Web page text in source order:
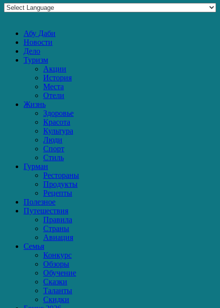
Абу Даби
Новости
Дело
Туризм
Акции
История
Места
Отели
Жизнь
Здоровье
Красота
Культура
Люди
Спорт
Стиль
Гурман
Рестораны
Продукты
Рецепты
Полезное
Путешествия
Правила
Страны
Авиация
Семья
Конкурс
Обзоры
Обучение
Сказки
Таланты
Скидки